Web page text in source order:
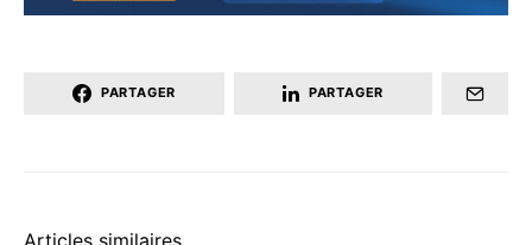
PARTAGER PARTAGER
Articles similaires